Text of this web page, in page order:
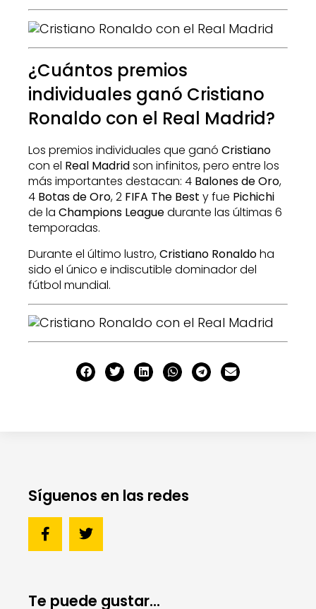
¿Cuántos premios
individuales ganó Cristiano
Ronaldo con el Real Madrid?
Los premios individuales que ganó Cristiano
con el Real Madridson infinitos, pero entre los
más importantes destacan: 4 Balones de Oro,
4 Botas de Oro, 2 FIFA The Best y fue Pichichi
de la Champions Leaguedurante las últimas 6
temporadas.
Durante el último lustro,Cristiano Ronaldoha
sido el único e indiscutible dominador del
fútbol mundial.
Síguenos en las redes
Te puede gustar...